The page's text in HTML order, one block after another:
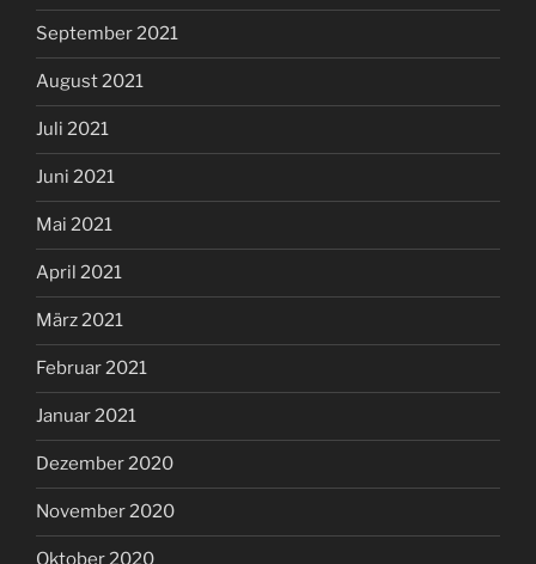
September 2021
August 2021
Juli 2021
Juni 2021
Mai 2021
April 2021
März 2021
Februar 2021
Januar 2021
Dezember 2020
November 2020
Oktober 2020